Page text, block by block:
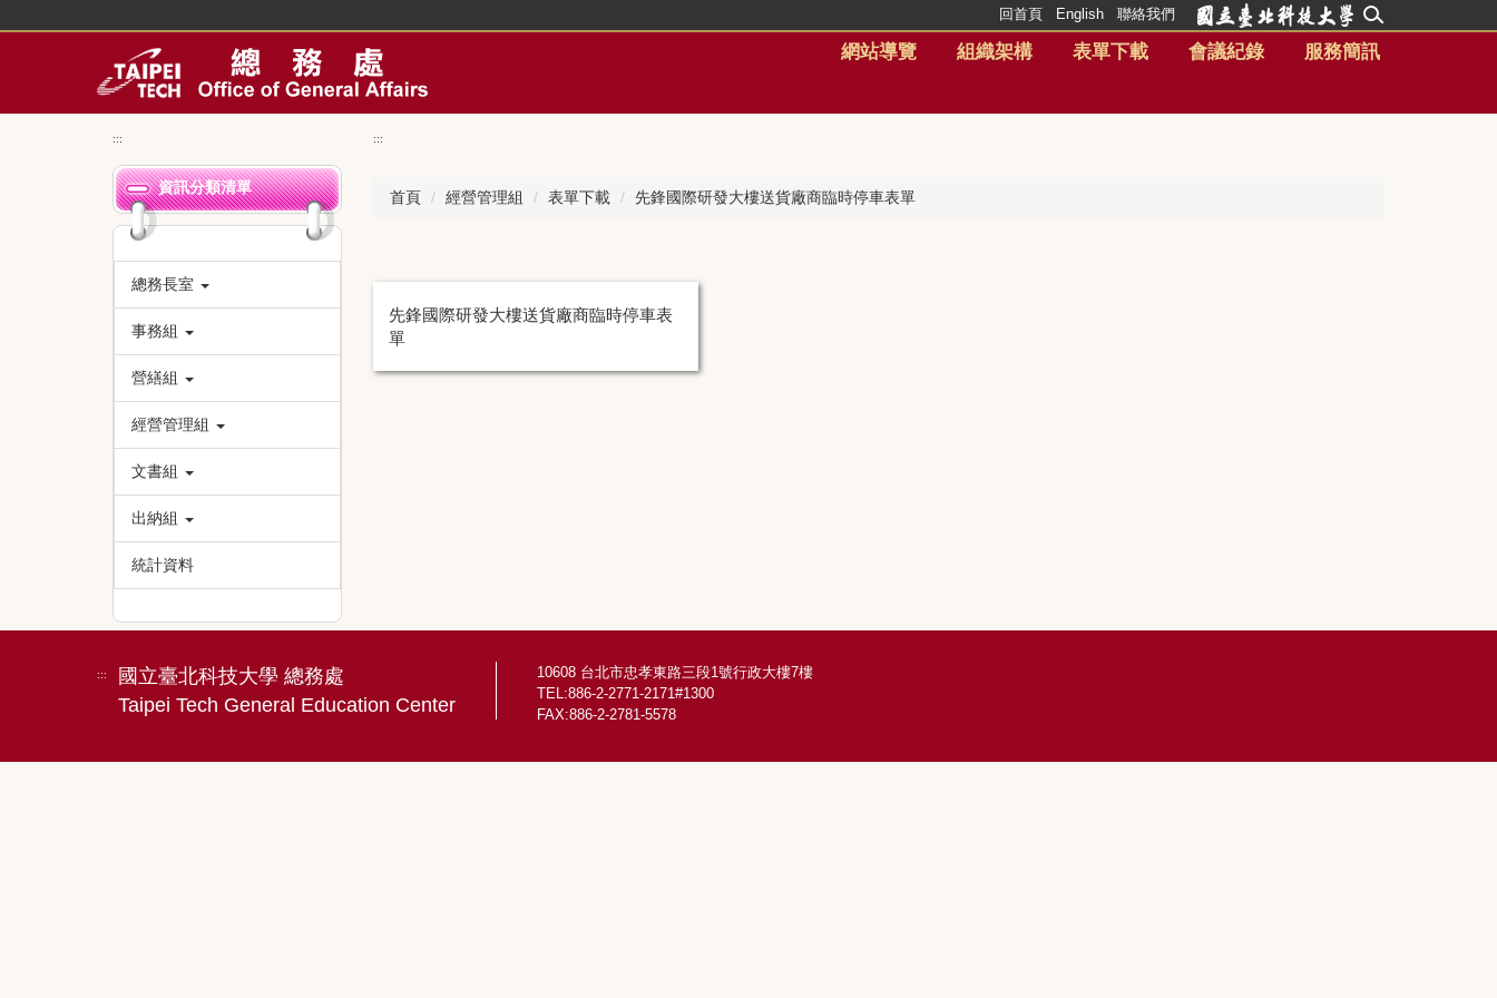
網站導覽 組織架構 表單下載 會議紀錄 服務簡訊
回首頁 English 聯絡我們
:::
資訊分類清單
總務長室
事務組
營繕組
經營管理組
文書組
出納組
統計資料
:::
首頁 經營管理組 表單下載 先鋒國際研發大樓送貨廠商臨時停車表單
先鋒國際研發大樓送貨廠商臨時停車表
單
:::
國立臺北科技大學 總務處
Taipei Tech General Education Center
10608 台北市忠孝東路三段1號行政大樓7樓
TEL:886-2-2771-2171#1300
FAX:886-2-2781-5578